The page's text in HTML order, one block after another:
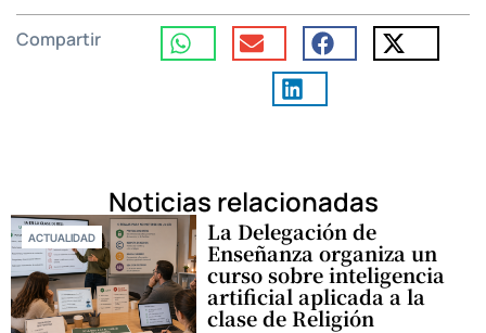
Compartir
Noticias relacionadas
ACTUALIDAD La Delegación de
Enseñanza organiza un
curso sobre inteligencia
artificial aplicada a la
clase de Religión